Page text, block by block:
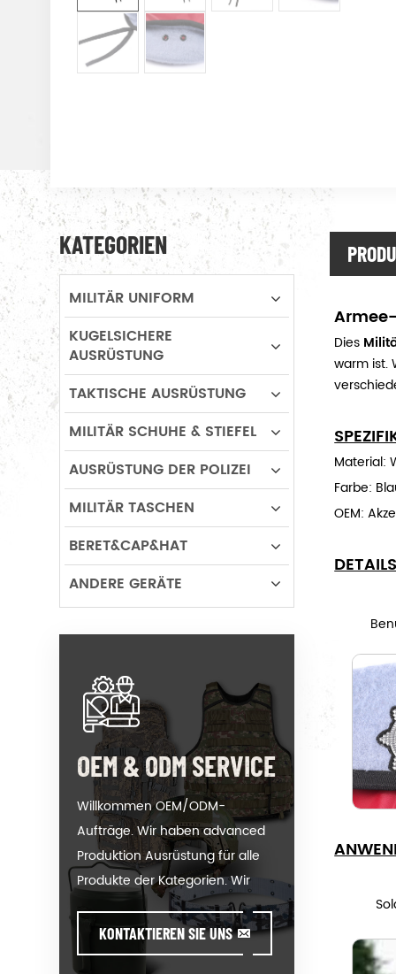
Dies
warm ist.
Material:
Farbe:
OEM:
KATEGORIEN
MILITÄR UNIFORM
KUGELSICHERE
AUSRÜSTUNG
TAKTISCHE AUSRÜSTUNG
MILITÄR SCHUHE & STIEFEL
AUSRÜSTUNG DER POLIZEI
MILITÄR TASCHEN
BERET&CAP&HAT
ANDERE GERÄTE
OEM & ODM SERVICE
Willkommen OEM/ODM-
Aufträge. Wir haben advanced
Produktion Ausrüstung für alle
Produkte der Kategorien. Wir
können Ihr logo auf unsere
heiß-Verkauf Modell oder helfen
Ihnen bei der Herstellung von
KONTAKTIEREN SIE UNS